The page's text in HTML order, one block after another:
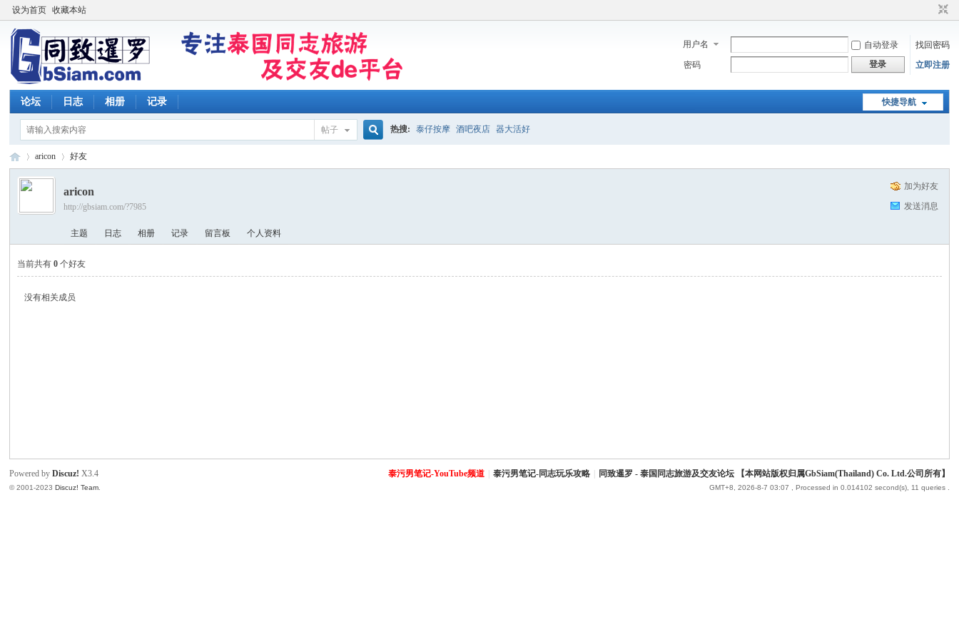
设为首页 收藏本站
用户名 自动登录
找回密码
密码
登录 立即注册
快捷导航
论坛 日志 相册 记录
帖子 热搜: 泰仔按摩 酒吧夜店 器大活好
›
aricon 好友
加为好友
发送消息
aricon
http://gbsiam.com/?7985
主题 日志 相册 记录 留言板 个人资料
当前共有0 个好友
没有相关成员
泰污男笔记-YouTube频道 泰污男笔记-同志玩乐攻略 同致暹罗 - 泰国同志旅游及交友论坛 【本网站版权归属GbSiam(Thailand) Co. Ltd.公司所有】
GMT+8, 2026-8-7 03:07 , Processed in 0.014102 second(s), 11 queries .
Powered byDiscuz! X3.4
© 2001-2023Discuz! Team